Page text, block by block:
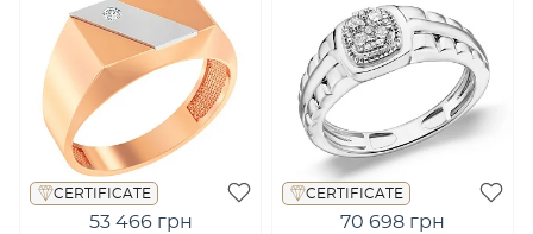
CERTIFICATE
53 466 грн
CERTIFICATE
70 698 грн